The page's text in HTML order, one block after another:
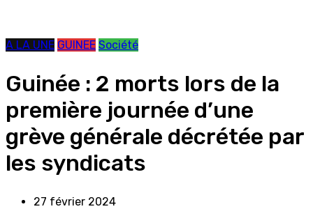
A LA UNE GUINEE Société
Guinée : 2 morts lors de la
première journée d’une
grève générale décrétée par
les syndicats
27 février 2024